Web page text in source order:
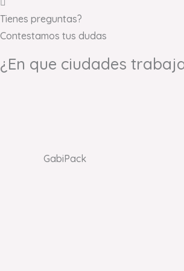
Tienes preguntas?
Contestamos tus dudas
¿En que ciudades
GabiPack